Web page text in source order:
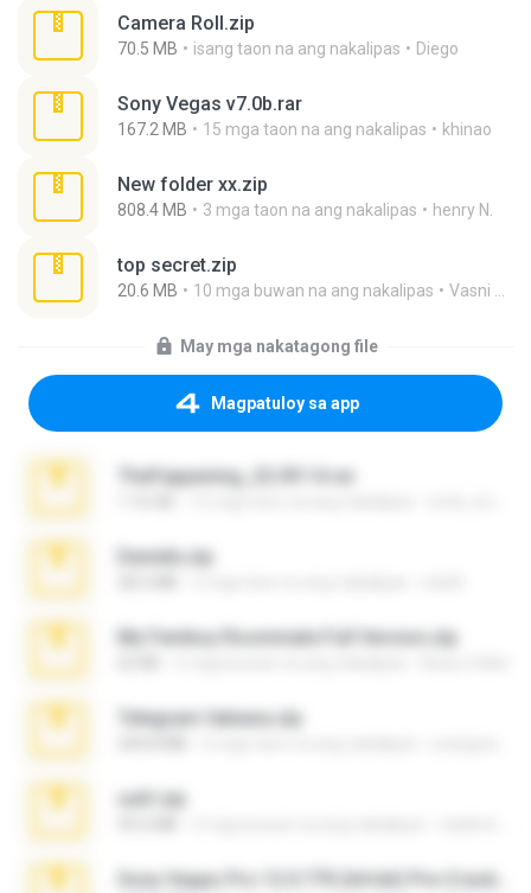
Camera Roll.zip
70.5 MB isang taon na ang nakalipas Diego
Sony Vegas v7.0b.rar
167.2 MB 15 mga taon na ang nakalipas khinao
New folder xx.zip
808.4 MB 3 mga taon na ang nakalipas henry N.
top secret.zip
20.6 MB 10 mga buwan na ang nakalipas Vasni Vhuo
May mga nakatagong file
Magpatuloy sa app
TheFappening_22.09.14.rar
Daniela.zip
My Femboy Roommate Full Version.zip
Telegram fabiana.zip
ouh!.zip